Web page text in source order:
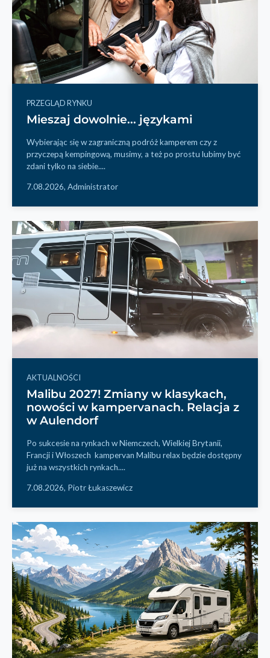
PRZEGLĄD RYNKU
Mieszaj dowolnie... językami
Wybierając się w zagraniczną podróż kamperem czy z
przyczepą kempingową, musimy, a też po prostu lubimy być
zdani tylko na siebie....
7.08.2026, Administrator
AKTUALNOŚCI
Malibu 2027! Zmiany w klasykach,
nowości w kampervanach. Relacja z
w Aulendorf
Po sukcesie na rynkach w Niemczech, Wielkiej Brytanii,
Francji i Włoszech kampervan Malibu relax będzie dostępny
już na wszystkich rynkach....
7.08.2026, Piotr Łukaszewicz